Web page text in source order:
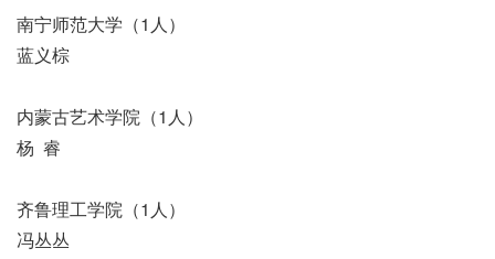
南宁师范大学（1人）
蓝义棕
内蒙古艺术学院（1人）
杨 睿
齐鲁理工学院（1人）
冯丛丛